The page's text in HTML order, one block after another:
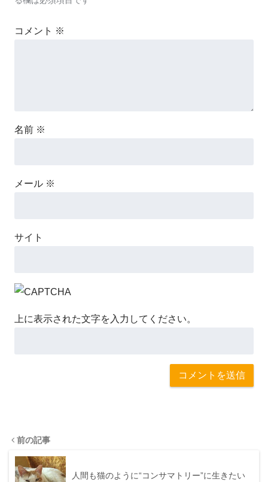
コメント ※
名前 ※
メール ※
サイト
上に表示された文字を入力してください。
前の記事
人間も猫のように“コンサマトリー”に生きたい